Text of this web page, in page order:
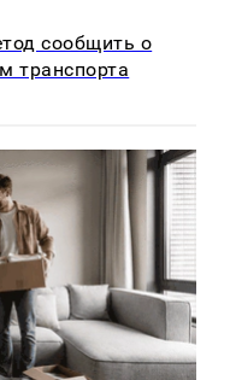
сообщить о
транспорта